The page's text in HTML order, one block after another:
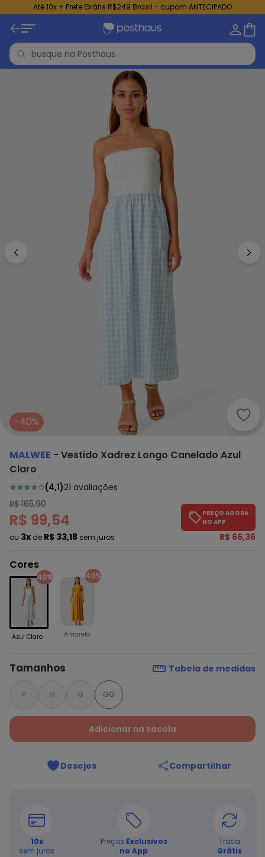
Até 10x + Frete Grátis R$249 Brasil - cupom ANTECIPADO
-40%
MALWEE - Vestido Xadrez Longo Canelado Azul
Claro
(4,1)21 avaliações
R$ 165,90
R$ 99,54
ou 3x de R$ 33,18 sem juros
PREÇO AGORA
NO APP
R$ 66,36
Cores
40%
Azul Claro
40%
Amarelo
Tamanhos Tabela de medidas
P M G GG
Adicionar na sacola
Desejos Compartilhar
10x
sem juros
Preços Exclusivos
no App
Troca
Grátis